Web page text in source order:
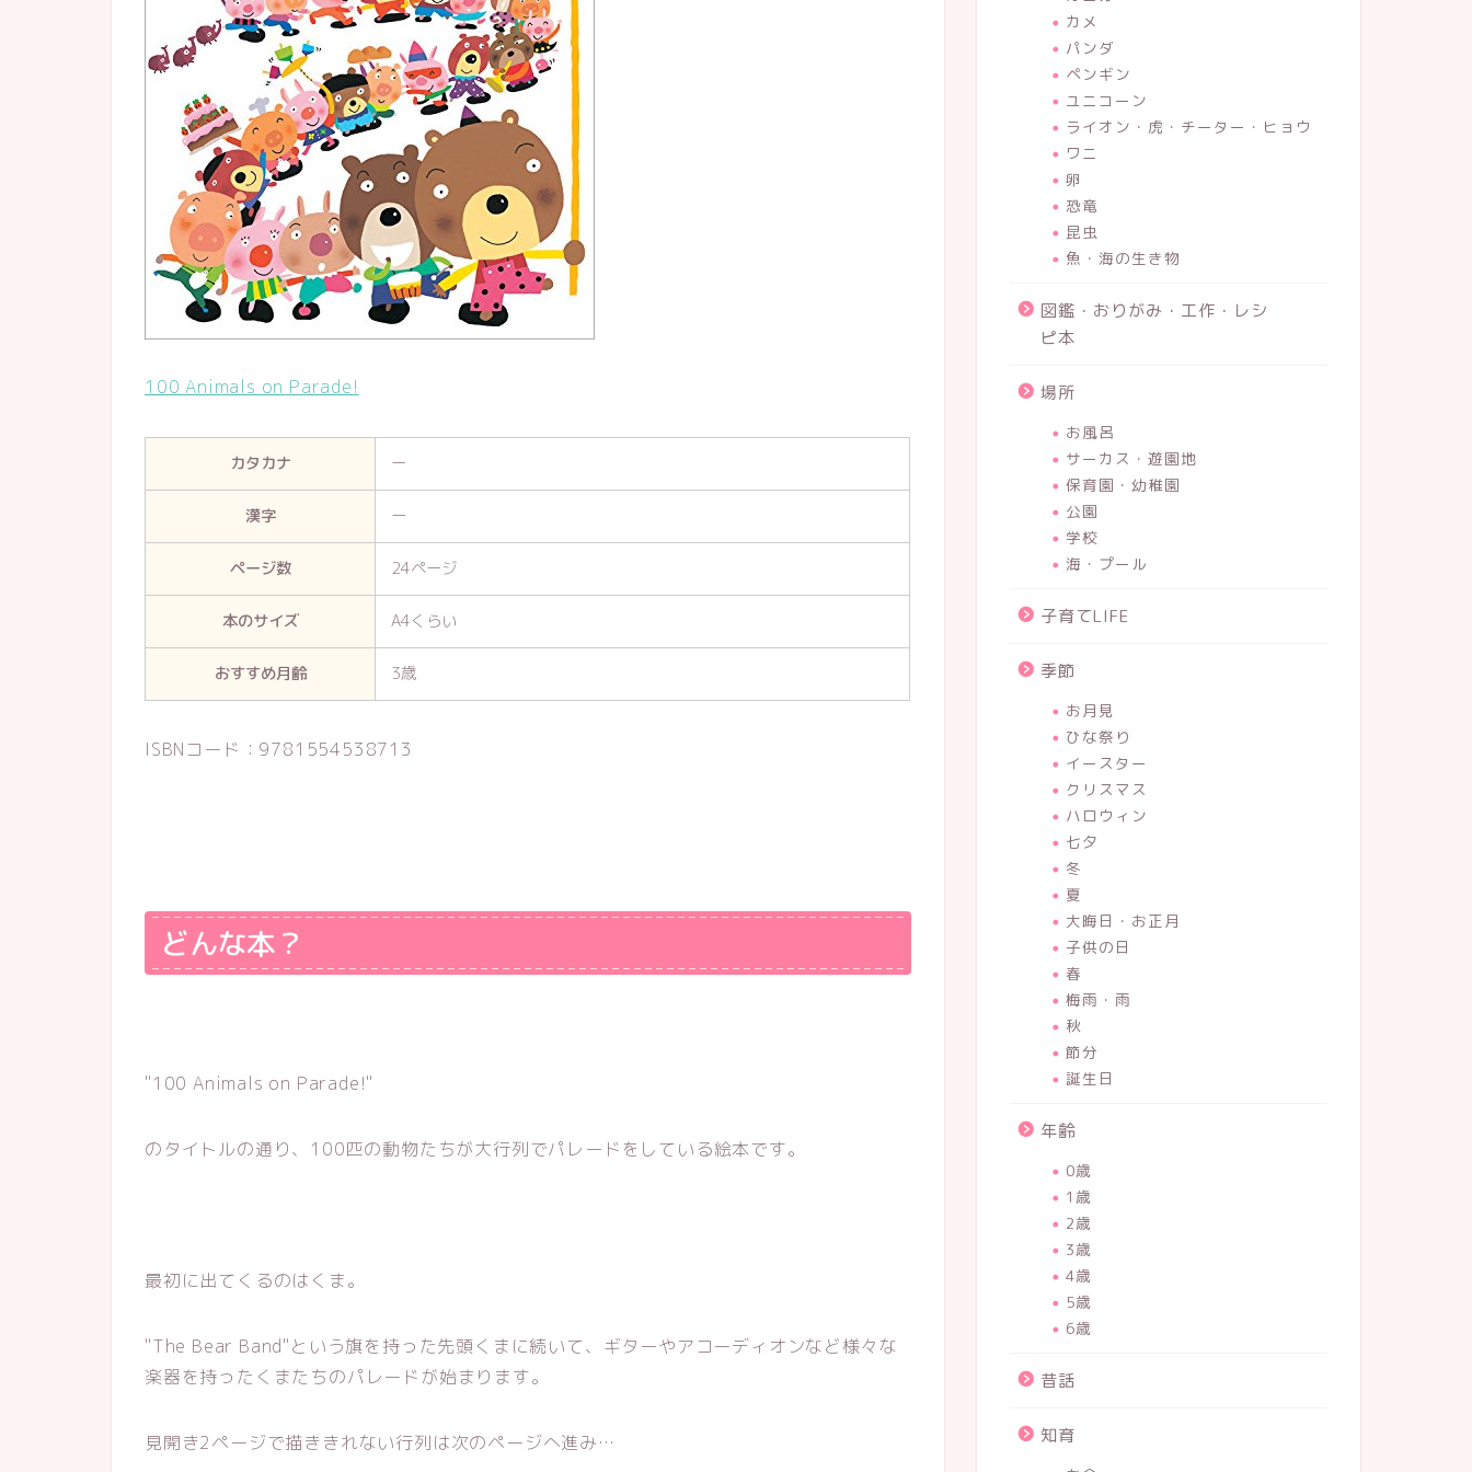
100 Animals on Parade!
カタカナ ー
漢字 ー
ページ数 24ページ
本のサイズ A4くらい
おすすめ月齢 3歳
ISBNコード：9781554538713
どんな本？
"100 Animals on Parade!"
のタイトルの通り、100匹の動物たちが大行列でパレードをしている絵本です。
最初に出てくるのはくま。
"The Bear Band"という旗を持った先頭くまに続いて、ギターやアコーディオンなど様々な
楽器を持ったくまたちのパレードが始まります。
見開き2ページで描ききれない行列は次のページへ進み…
カメ
パンダ
ペンギン
ユニコーン
ライオン・虎・チーター・ヒョウ
ワニ
卵
恐竜
昆虫
魚・海の生き物
図鑑・おりがみ・工作・レシ
ピ本
場所
お風呂
サーカス・遊園地
保育園・幼稚園
公園
学校
海・プール
子育てLIFE
季節
お月見
ひな祭り
イースター
クリスマス
ハロウィン
七夕
冬
夏
大晦日・お正月
子供の日
春
梅雨・雨
秋
節分
誕生日
年齢
0歳
1歳
2歳
3歳
4歳
5歳
6歳
昔話
知育